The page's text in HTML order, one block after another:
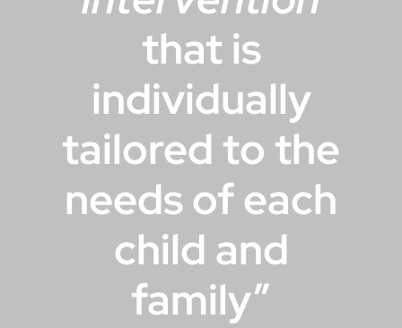
that is
individually
tailored to the
needs of each
child and
family”